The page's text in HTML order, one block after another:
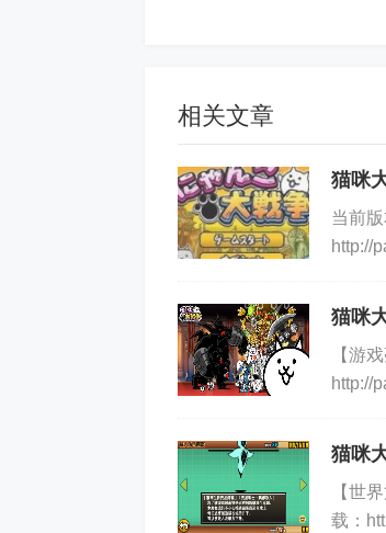
2、反叛的女武神
这关相对比较麻烦，无
直出流浪，但是还赢了。
相关文章
猫咪
当前
http://
猫咪
【游
http://
猫咪
【世
载：